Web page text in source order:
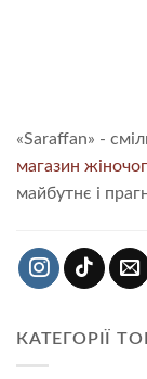
«Saraffan» -
магазин
майбутнє і
КАТЕГОРІЇ